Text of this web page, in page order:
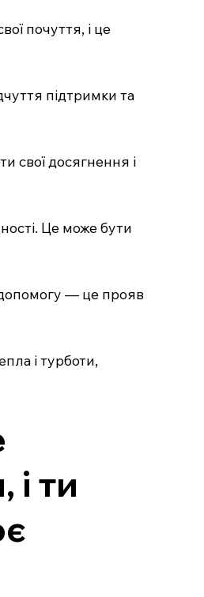
почуття, і це
підтримки та
свої досягнення і
Це може бути
— це прояв
і турботи,
ти